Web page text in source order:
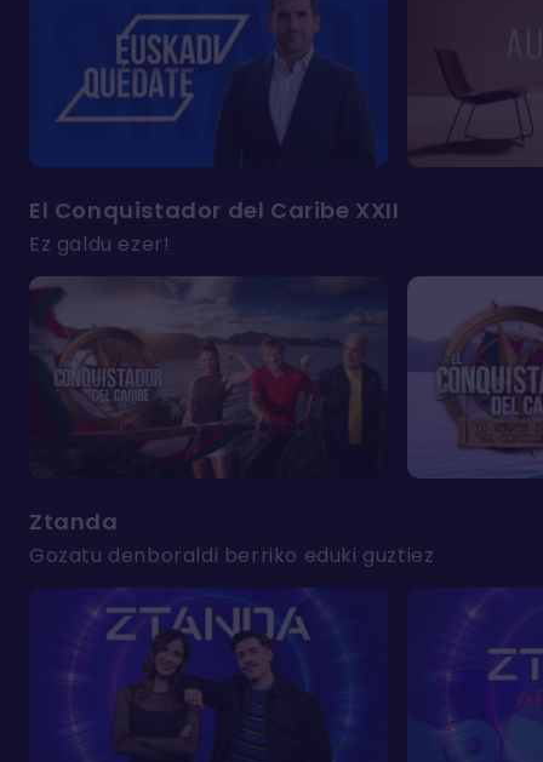
El Conquistador del Caribe XXII
Ez galdu ezer!
Ztanda
Gozatu denboraldi berriko eduki guztiez